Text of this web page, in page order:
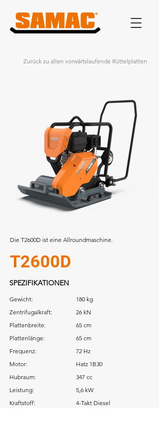
Zurück zu allen vorwärtslaufende Rüttelplatten
Die T2600D ist eine Allroundmaschine.
T2600D
SPEZIFIKATIONEN
Gewicht:
Zentrifugalkraft:
Plattenbreite:
Plattenlänge:
Frequenz:
Motor:
Hubraum:
Leistung:
Kraftstoff:
180 kg
26 kN
65 cm
65 cm
72 Hz
Hatz 1B30
347 cc
5,6 kW
4-Takt Diesel